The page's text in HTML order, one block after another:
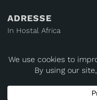
ADRESSE
In Hostal Africa
11380 Tarifa, Cádiz